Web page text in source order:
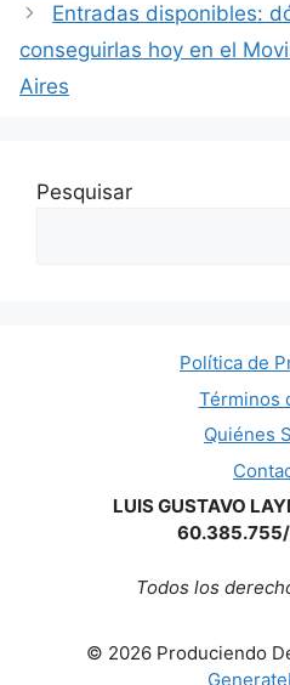
Entradas disponibles:
conseguirlas hoy en el
Aires
Pesquisar
Política de
Términos
Quiénes
LUIS GUSTAVO
Todos los
© 2026 Produciendo